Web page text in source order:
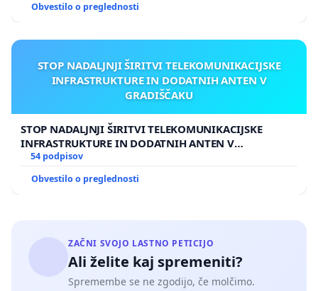
Obvestilo o preglednosti
STOP NADALJNJI ŠIRITVI TELEKOMUNIKACIJSKE
INFRASTRUKTURE IN DODATNIH ANTEN V
GRADIŠČAKU
STOP NADALJNJI ŠIRITVI TELEKOMUNIKACIJSKE
INFRASTRUKTURE IN DODATNIH ANTEN V
GRADIŠČAKU
54 podpisov
Obvestilo o preglednosti
ZAČNI SVOJO LASTNO PETICIJO
Ali želite kaj spremeniti?
Spremembe se ne zgodijo, če molčimo.